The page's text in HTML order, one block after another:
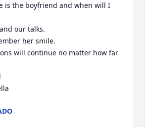
is the boyfriend and when will I